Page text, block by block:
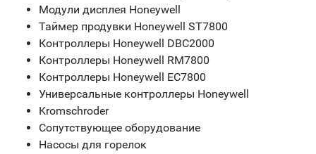
Модули дисплея Honeywell
Таймер продувки Honeywell ST7800
Контроллеры Honeywell DBC2000
Контроллеры Honeywell RM7800
Контроллеры Honeywell EC7800
Универсальные контроллеры Honeywell
Kromschroder
Сопутствующее оборудование
Насосы для горелок